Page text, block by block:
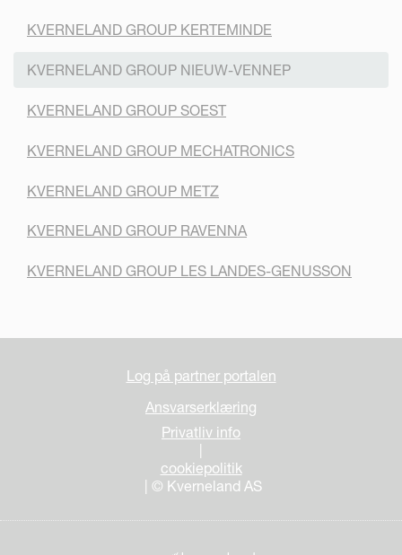
KVERNELAND GROUP KERTEMINDE
KVERNELAND GROUP NIEUW-VENNEP
KVERNELAND GROUP SOEST
KVERNELAND GROUP MECHATRONICS
KVERNELAND GROUP METZ
KVERNELAND GROUP RAVENNA
KVERNELAND GROUP LES LANDES-GENUSSON
Log på partner portalen
Ansvarserklæring
Privatliv info
cookiepolitik
| © Kverneland AS